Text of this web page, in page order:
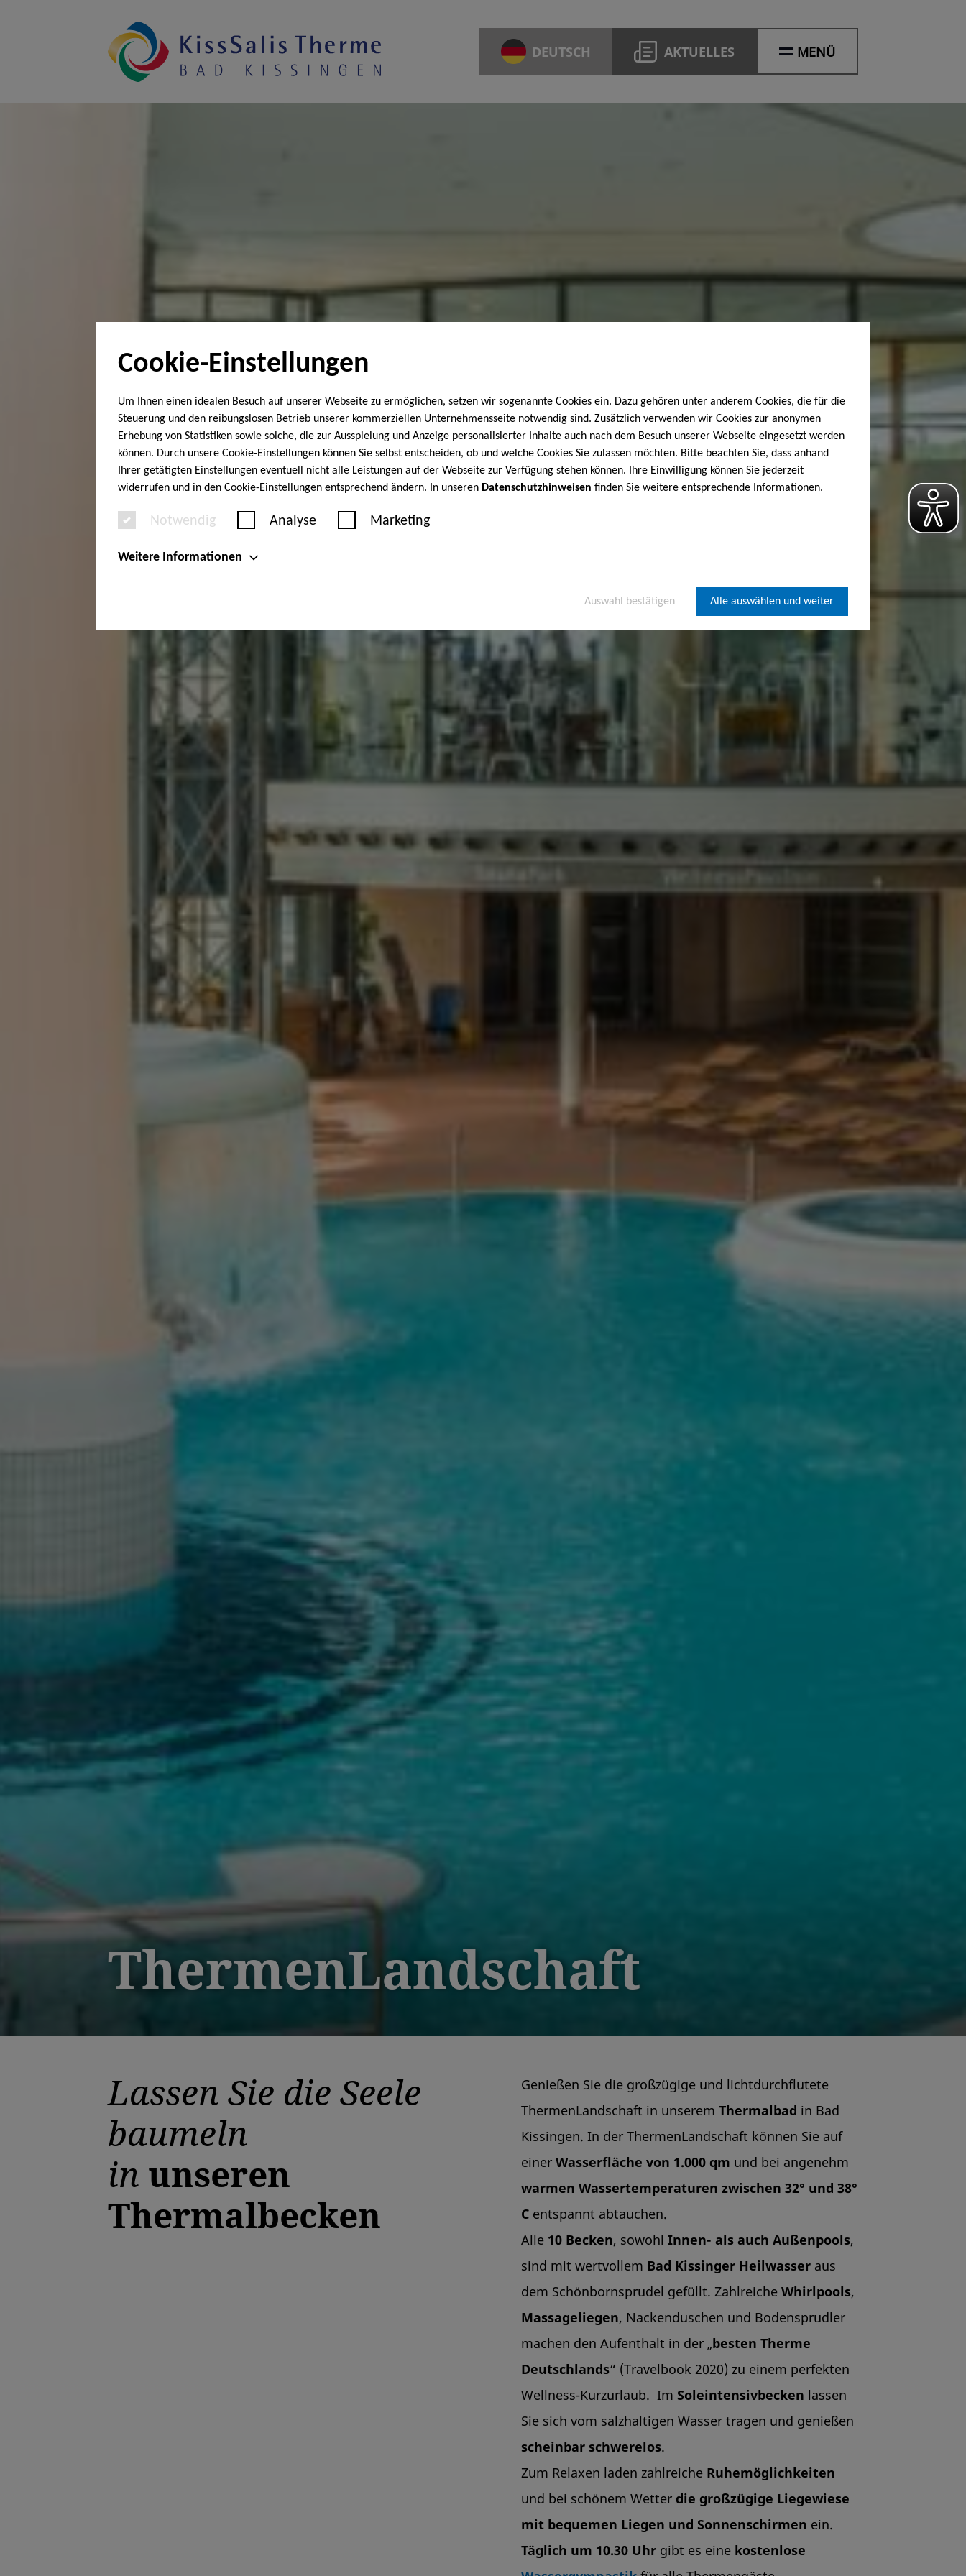
Cookie-Einstellungen
Um Ihnen einen idealen Besuch auf unserer Webseite zu ermöglichen, setzen wir sogenannte Cookies ein. Dazu gehören unter anderem Cookies, die für die
Steuerung und den reibungslosen Betrieb unserer kommerziellen Unternehmensseite notwendig sind. Zusätzlich verwenden wir Cookies zur anonymen
Erhebung von Statistiken sowie solche, die zur Ausspielung und Anzeige personalisierter Inhalte auch nach dem Besuch unserer Webseite eingesetzt werden
können. Durch unsere Cookie-Einstellungen können Sie selbst entscheiden, ob und welche Cookies Sie zulassen möchten. Bitte beachten Sie, dass anhand
Ihrer getätigten Einstellungen eventuell nicht alle Leistungen auf der Webseite zur Verfügung stehen können. Ihre Einwilligung können Sie jederzeit
widerrufen und in den Cookie-Einstellungen entsprechend ändern. In unseren Datenschutzhinweisen finden Sie weitere entsprechende Informationen.
Notwendig Analyse Marketing
Weitere Informationen
Auswahl bestätigen Alle auswählen und weiter
DEUTSCH AKTUELLES MENÜ
ThermenLandschaft
Lassen Sie die Seele
baumeln
in unseren
Thermalbecken
Genießen Sie die großzügige und lichtdurchflutete
ThermenLandschaft in unserem Thermalbad in Bad
Kissingen. In der ThermenLandschaft können Sie auf
einer Wasserfläche von 1.000 qm und bei angenehm
warmen Wassertemperaturen zwischen 32° und 38°
C entspannt abtauchen.
Alle 10 Becken, sowohl Innen- als auch Außenpools,
sind mit wertvollem Bad Kissinger Heilwasser aus
dem Schönbornsprudel gefüllt. Zahlreiche Whirlpools,
Massageliegen, Nackenduschen und Bodensprudler
machen den Aufenthalt in der „besten Therme
Deutschlands“ (Travelbook 2020) zu einem perfekten
Wellness-Kurzurlaub. Im Soleintensivbecken lassen
Sie sich vom salzhaltigen Wasser tragen und genießen
scheinbar schwerelos.
Zum Relaxen laden zahlreiche Ruhemöglichkeiten
und bei schönem Wetter die großzügige Liegewiese
mit bequemen Liegen und Sonnenschirmen ein.
Täglich um 10.30 Uhr gibt es eine kostenlose